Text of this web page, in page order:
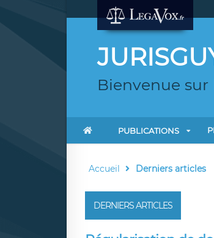
Bienvenue
PUBLICATIONS
Accueil Derniers articles
DERNIERS ARTICLES